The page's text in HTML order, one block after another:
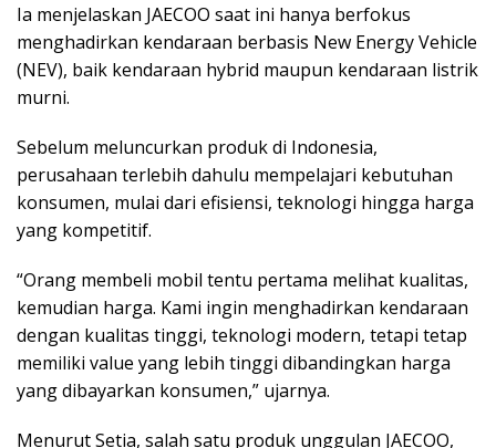
Ia menjelaskan JAECOO saat ini hanya berfokus
menghadirkan kendaraan berbasis New Energy Vehicle
(NEV), baik kendaraan hybrid maupun kendaraan listrik
murni.
Sebelum meluncurkan produk di Indonesia,
perusahaan terlebih dahulu mempelajari kebutuhan
konsumen, mulai dari efisiensi, teknologi hingga harga
yang kompetitif.
“Orang membeli mobil tentu pertama melihat kualitas,
kemudian harga. Kami ingin menghadirkan kendaraan
dengan kualitas tinggi, teknologi modern, tetapi tetap
memiliki value yang lebih tinggi dibandingkan harga
yang dibayarkan konsumen,” ujarnya.
Menurut Setia, salah satu produk unggulan JAECOO,